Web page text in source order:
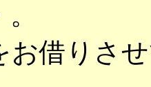
お借りさ